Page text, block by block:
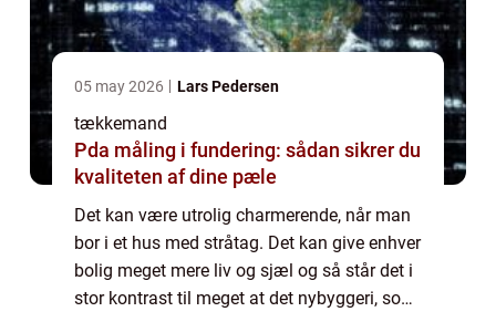
05 may 2026 Lars Pedersen
tækkemand
Pda måling i fundering: sådan sikrer du
kvaliteten af dine pæle
Det kan være utrolig charmerende, når man
bor i et hus med stråtag. Det kan give enhver
bolig meget mere liv og sjæl og så står det i
stor kontrast til meget at det nybyggeri, som